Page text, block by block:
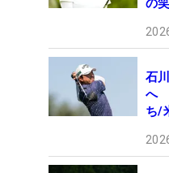
の
石
へ
ち/